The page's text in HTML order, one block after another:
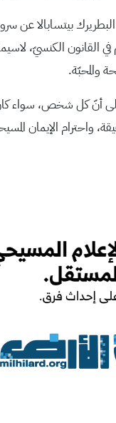
بيتسابالا عن
القانون الكنسيّ،
والمحبّة.
أنّ كل شخص، سواء كان
واحترام الإيمان